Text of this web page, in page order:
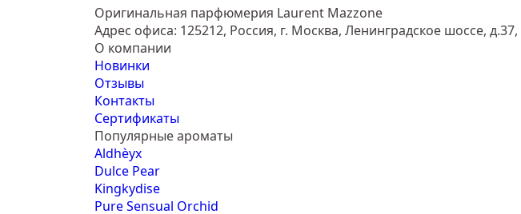
Оригинальная парфюмерия Laurent Mazzone
Адрес офиса: 125212, Россия, г. Москва, Ленинградское шоссе,
О компании
Новинки
Отзывы
Контакты
Сертификаты
Популярные ароматы
Aldhèyx
Dulce Pear
Kingkydise
Pure Sensual Orchid